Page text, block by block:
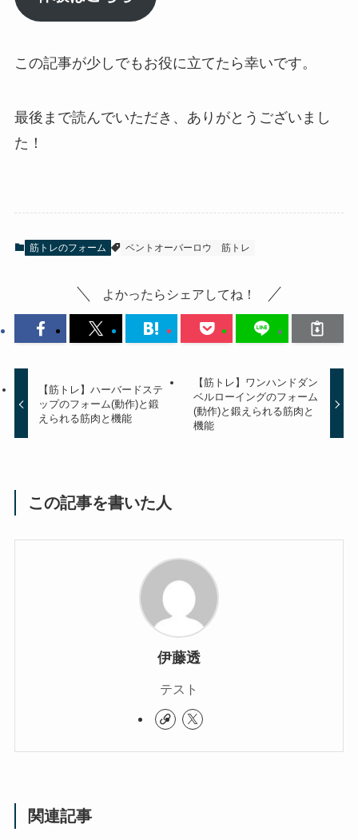
この記事が少しでもお役に立てたら幸いです。
最後まで読んでいただき、ありがとうございまし
た！
筋トレのフォーム ベントオーバーロウ 筋トレ
よかったらシェアしてね！
【筋トレ】ハーバードステ
ップのフォーム(動作)と鍛
えられる筋肉と機能
【筋トレ】ワンハンドダン
ベルローイングのフォーム
(動作)と鍛えられる筋肉と
機能
この記事を書いた人
伊藤透
テスト
関連記事